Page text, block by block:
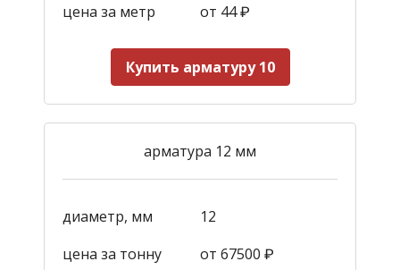
цена за метр
от 44₽
Купить арматуру 10
арматура 12 мм
диаметр, мм
12
цена за тонну
от 67500 ₽